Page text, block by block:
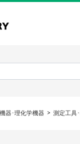
器･理化学機器 測定工具